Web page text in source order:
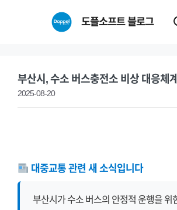
도플소프트 블로그
부산시, 수소 버스충전소 비상 대응체
2025-08-20
대중교통 관련 새 소식입니다
부산시가 수소 버스의 안정적 운행을 위